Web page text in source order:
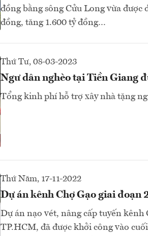
đồng bằng sông Cửu Long vừa được
đồng, tăng 1.600 tỷ đồng…
Thứ Tư, 08-03-2023
Ngư dân nghèo tại Tiền Giang
Tổng kinh phí hỗ trợ xây nhà tặng
Thứ Năm, 17-11-2022
Dự án kênh Chợ Gạo giai đoạn
Dự án nạo vét, nâng cấp tuyến
TP.HCM, đã được khởi công vào